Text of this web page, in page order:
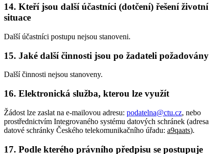
14. Kteří jsou další účastníci (dotčení) řešení životní
situace
Další účastníci postupu nejsou stanoveni.
15. Jaké další činnosti jsou po žadateli požadovány
Další činnosti nejsou stanoveny.
16. Elektronická služba, kterou lze využít
Žádost lze zaslat na e-mailovou adresu: podatelna@ctu.cz, nebo
prostřednictvím Integrovaného systému datových schránek (adresa
datové schránky Českého telekomunikačního úřadu: a9qaats).
17. Podle kterého právního předpisu se postupuje